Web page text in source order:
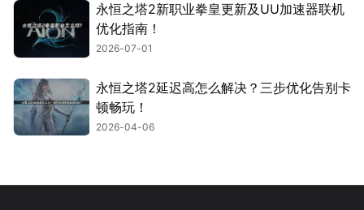
永恒之塔2新职业拳皇更新及UU加速器联机
优化指南！
2026-07-01
永恒之塔2延迟高怎么解决？三步优化告别卡
顿畅玩！
2026-04-06